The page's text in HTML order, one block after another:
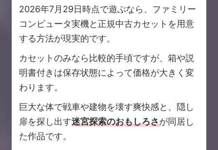
2026年7月29日時点で遊ぶなら、ファミリー
コンピュータ実機と正規中古カセットを用意
する方法が現実的です。
カセットのみなら比較的手頃ですが、箱や説
明書付きは保存状態によって価格が大きく変
わります。
巨大な体で戦車や建物を壊す爽快感と、隠し
扉を探し出す迷宮探索のおもしろさが同居し
た作品です。